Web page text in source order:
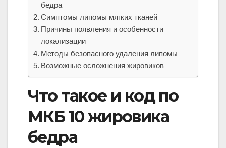
бедра
Симптомы липомы мягких тканей
Причины появления и особенности
локализации
Методы безопасного удаления липомы
Возможные осложнения жировиков
Что такое и код по
МКБ 10 жировика
бедра